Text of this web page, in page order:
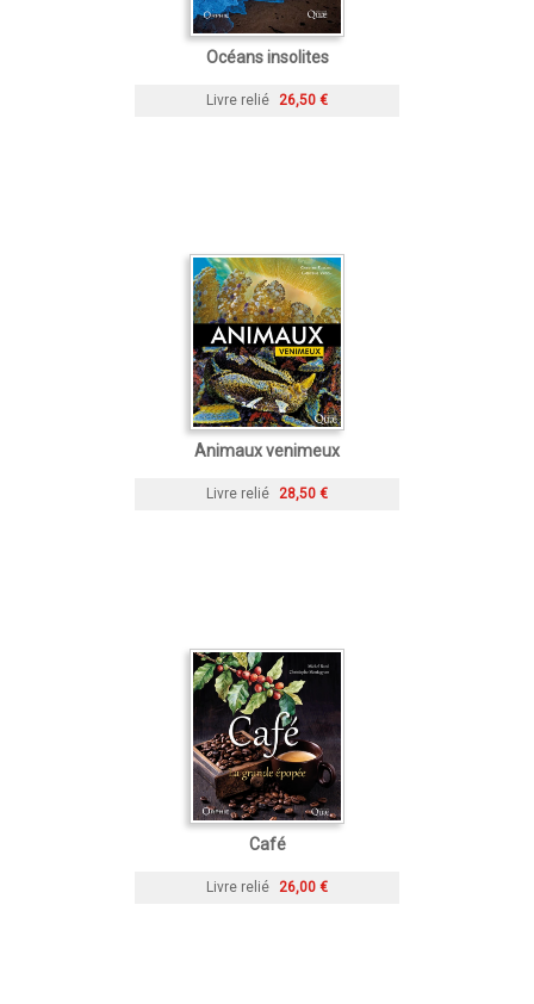
Océans insolites
Livre relié 26,50 €
Animaux venimeux
Livre relié 28,50 €
Café
Livre relié 26,00 €